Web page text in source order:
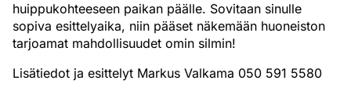
huippukohteeseen paikan päälle. Sovitaan sinulle
sopiva esittelyaika, niin pääset näkemään huoneiston
tarjoamat mahdollisuudet omin silmin!
Lisätiedot ja esittelyt Markus Valkama 050 591 5580